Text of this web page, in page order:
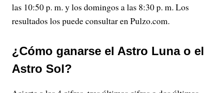
las 10:50 p. m. y los domingos a las 8:30 p. m. Los
resultados los puede consultar en Pulzo.com.
¿Cómo ganarse el Astro Luna o el
Astro Sol?